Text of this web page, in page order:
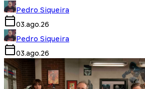
Pedro Siqueira
03.ago.26
Pedro Siqueira
03.ago.26